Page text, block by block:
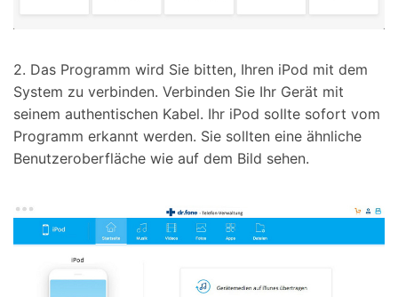
2. Das Programm wird Sie bitten, Ihren iPod mit dem
System zu verbinden. Verbinden Sie Ihr Gerät mit
seinem authentischen Kabel. Ihr iPod sollte sofort vom
Programm erkannt werden. Sie sollten eine ähnliche
Benutzeroberfläche wie auf dem Bild sehen.